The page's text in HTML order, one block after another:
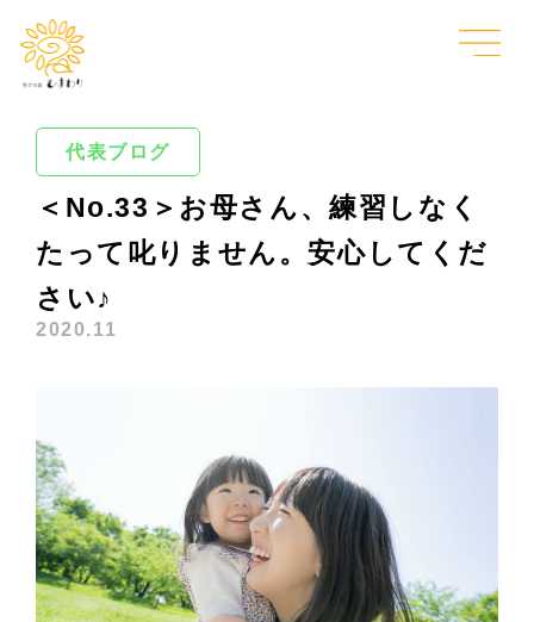
代表ブログ
＜No.33＞お母さん、練習しなく
たって叱りません。安心してくだ
さい♪
2020.11